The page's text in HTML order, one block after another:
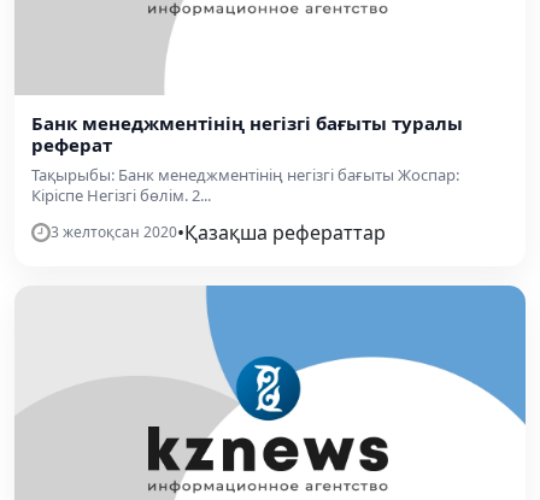
Банк менеджментінің негізгі бағыты туралы
реферат
Тақырыбы: Банк менеджментінің негізгі бағыты Жоспар:
Кіріспе Негізгі бөлім. 2...
3 желтоқсан 2020•Қазақша рефераттар